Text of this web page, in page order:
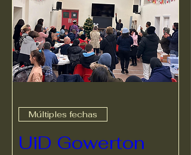
Múltiples fechas
UiD Gowerton